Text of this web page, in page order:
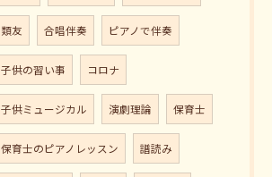
類友 合唱伴奏 ピアノで伴奏
子供の習い事 コロナ
子供ミュージカル 演劇理論 保育士
保育士のピアノレッスン 譜読み